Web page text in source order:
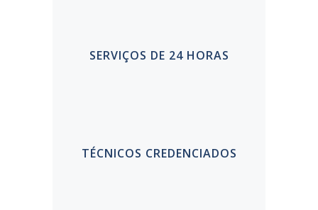
SERVIÇOS DE 24 HORAS
TÉCNICOS CREDENCIADOS